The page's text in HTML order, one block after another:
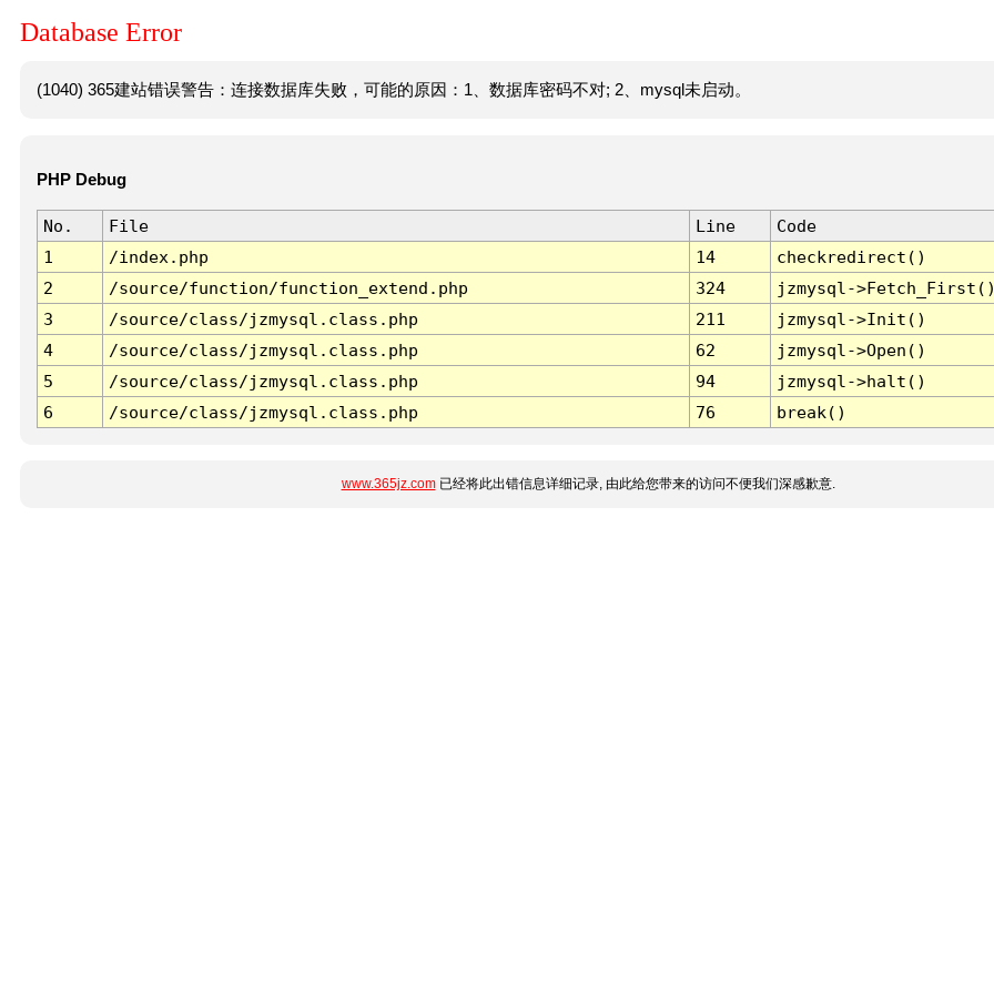
Database Error
(1040) 365建站错误警告：连接数据库失败，可能的原因：1、数据库密码不对; 2、mysql未启动。
PHP Debug
No. File Line
Code
1
/index.php 14
checkredirect()
2
/source/function/function_extend.php 324
jzmysql-
3
/source/class/jzmysql.class.php 211
jzmysql->Init()
4
/source/class/jzmysql.class.php 62
jzmysql->Open()
5
/source/class/jzmysql.class.php 94
jzmysql->halt()
6
/source/class/jzmysql.class.php 76 break()
www.365jz.com已经将此出错信息详细记录, 由此给您带来的访问不便我们深感歉意.